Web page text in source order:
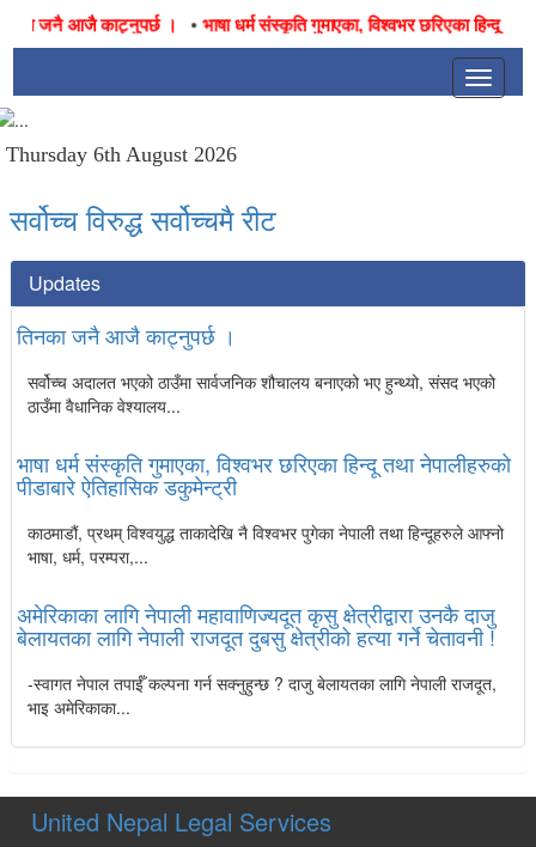
जनै आजै काट्नुपर्छ । भाषा धर्म संस्कृति गुमाएका, विश्वभर छरिएका हिन्दू तथा
Toggle
Thursday 6th August 2026
सर्वोच्च विरुद्ध सर्वोच्चमै रीट
Updates
तिनका जनै आजै काट्नुपर्छ ।
सर्वोच्च अदालत भएको ठाउँमा सार्वजनिक शौचालय बनाएको भए हुन्थ्यो, संसद भएको
ठाउँमा वैधानिक वेश्यालय...
भाषा धर्म संस्कृति गुमाएका, विश्वभर छरिएका हिन्दू तथा नेपालीहरुको
पीडाबारे ऐतिहासिक डकुमेन्ट्री
काठमाडौं, प्रथम् विश्वयुद्ध ताकादेखि नै विश्वभर पुगेका नेपाली तथा हिन्दूहरुले आफ्नो
भाषा, धर्म, परम्परा,...
अमेरिकाका लागि नेपाली महावाणिज्यदूत कृसु क्षेत्रीद्वारा उनकै दाजु
बेलायतका लागि नेपाली राजदूत दुबसु क्षेत्रीको हत्या गर्ने चेतावनी !
-स्वागत नेपाल तपाईँ कल्पना गर्न सक्नुहुन्छ ? दाजु बेलायतका लागि नेपाली राजदूत,
भाइ अमेरिकाका...
United Nepal Legal Services